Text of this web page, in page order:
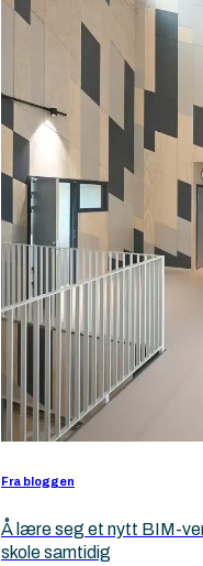
Fra bloggen
Å lære seg et nytt BIM-
skole samtidig